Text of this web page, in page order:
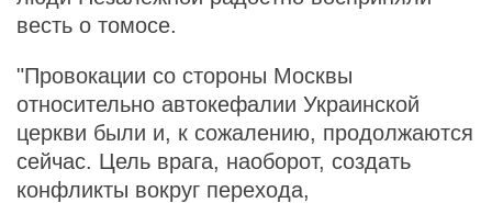
весть о томосе.
"Провокации со стороны Москвы
относительно автокефалии Украинской
церкви были и, к сожалению, продолжаются
сейчас. Цель врага, наоборот, создать
конфликты вокруг перехода,